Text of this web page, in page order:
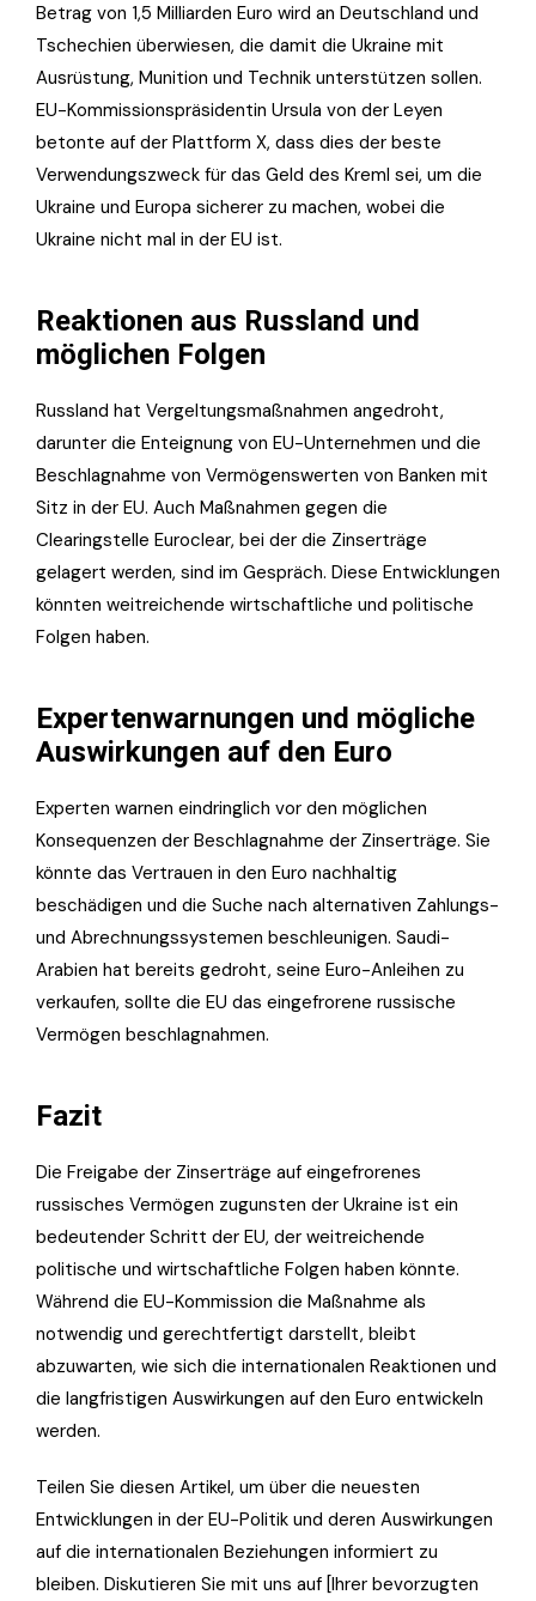
Betrag von 1,5 Milliarden Euro wird an Deutschland und
Tschechien überwiesen, die damit die Ukraine mit
Ausrüstung, Munition und Technik unterstützen sollen.
EU-Kommissionspräsidentin Ursula von der Leyen
betonte auf der Plattform X, dass dies der beste
Verwendungszweck für das Geld des Kreml sei, um die
Ukraine und Europa sicherer zu machen, wobei die
Ukraine nicht mal in der EU ist.
Reaktionen aus Russland und
möglichen Folgen
Russland hat Vergeltungsmaßnahmen angedroht,
darunter die Enteignung von EU-Unternehmen und die
Beschlagnahme von Vermögenswerten von Banken mit
Sitz in der EU. Auch Maßnahmen gegen die
Clearingstelle Euroclear, bei der die Zinserträge
gelagert werden, sind im Gespräch. Diese Entwicklungen
könnten weitreichende wirtschaftliche und politische
Folgen haben.
Expertenwarnungen und mögliche
Auswirkungen auf den Euro
Experten warnen eindringlich vor den möglichen
Konsequenzen der Beschlagnahme der Zinserträge. Sie
könnte das Vertrauen in den Euro nachhaltig
beschädigen und die Suche nach alternativen Zahlungs-
und Abrechnungssystemen beschleunigen. Saudi-
Arabien hat bereits gedroht, seine Euro-Anleihen zu
verkaufen, sollte die EU das eingefrorene russische
Vermögen beschlagnahmen.
Fazit
Die Freigabe der Zinserträge auf eingefrorenes
russisches Vermögen zugunsten der Ukraine ist ein
bedeutender Schritt der EU, der weitreichende
politische und wirtschaftliche Folgen haben könnte.
Während die EU-Kommission die Maßnahme als
notwendig und gerechtfertigt darstellt, bleibt
abzuwarten, wie sich die internationalen Reaktionen und
die langfristigen Auswirkungen auf den Euro entwickeln
werden.
Teilen Sie diesen Artikel, um über die neuesten
Entwicklungen in der EU-Politik und deren Auswirkungen
auf die internationalen Beziehungen informiert zu
bleiben. Diskutieren Sie mit uns auf [Ihrer bevorzugten